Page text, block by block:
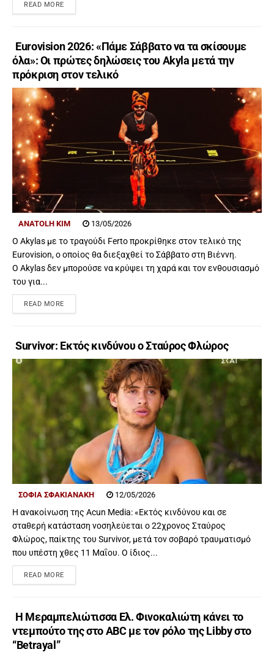
READ MORE
Eurovision 2026: «Πάμε Σάββατο να τα σκίσουμε
όλα»: Οι πρώτες δηλώσεις του Akyla μετά την
πρόκριση στον τελικό
ANATOLH KIM 13/05/2026
Ο Akylas με το τραγούδι Ferto προκρίθηκε στον τελικό της
Eurovision, ο οποίος θα διεξαχθεί το Σάββατο στη Βιέννη.
Ο Akylas δεν μπορούσε να κρύψει τη χαρά και τον ενθουσιασμό
του για...
READ MORE
Survivor: Εκτός κινδύνου ο Σταύρος Φλώρος
ΣΟΦΙΑ ΣΦΑΚΙΑΝΑΚΗ 12/05/2026
Η ανακοίνωση της Acun Media: «Εκτός κινδύνου και σε
σταθερή κατάσταση νοσηλεύεται ο 22χρονος Σταύρος
Φλώρος, παίκτης του Survivor, μετά τον σοβαρό τραυματισμό
που υπέστη χθες 11 Μαΐου. Ο ίδιος...
READ MORE
Η Μεραμπελιώτισσα Ελ. Φινοκαλιώτη κάνει το
ντεμπούτο της στο ABC με τον ρόλο της Libby στο
“Betrayal”